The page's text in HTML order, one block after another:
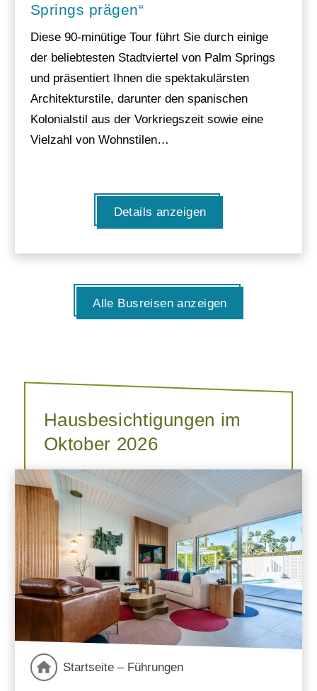
Springs prägen“
Diese 90-minütige Tour führt Sie durch einige
der beliebtesten Stadtviertel von Palm Springs
und präsentiert Ihnen die spektakulärsten
Architekturstile, darunter den spanischen
Kolonialstil aus der Vorkriegszeit sowie eine
Vielzahl von Wohnstilen…
Details anzeigen
Alle Busreisen anzeigen
Hausbesichtigungen im
Oktober 2026
Startseite – Führungen